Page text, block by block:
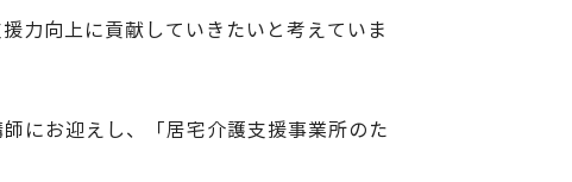
力向上に貢献していきたいと考えていま
にお迎えし、「居宅介護支援事業所のた